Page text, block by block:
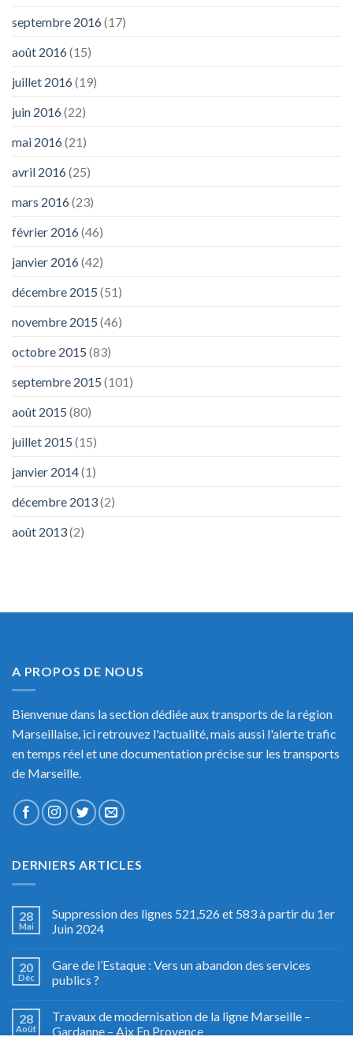
septembre 2016(17)
août 2016(15)
juillet 2016(19)
juin 2016(22)
mai 2016(21)
avril 2016(25)
mars 2016(23)
février 2016(46)
janvier 2016(42)
décembre 2015 (51)
novembre 2015 (46)
octobre 2015 (83)
septembre 2015 (101)
août 2015 (80)
juillet 2015 (15)
janvier 2014(1)
décembre 2013(2)
août 2013(2)
A PROPOS DE NOUS
Bienvenue dans la section dédiée aux transports de la région
Marseillaise, ici retrouvez l'actualité, mais aussi l'alerte trafic
en temps réel et une documentation précise sur les transports
de Marseille.
DERNIERS ARTICLES
28
Mai
Suppression des lignes 521,526 et 583 à partir du 1er
Juin 2024
20
Déc
Gare de l’Estaque : Vers un abandon des services
publics ?
28
Août
Travaux de modernisation de la ligne Marseille –
Gardanne – Aix En Provence